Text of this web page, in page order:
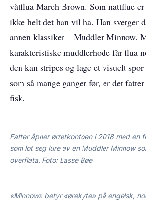
våtflua March Brown. Som nattflue
ikke helt det han vil ha. Han sverger
annen klassiker – Muddler Minnow.
karakteristiske muddlerhode får flua
den kan stripes og lage et visuelt
som så mange ganger før, er det
fisk.
Fatter åpner ørretkontoen i 2018 med en
som lot seg lure av en Muddler Minnow
overflata. Foto: Lasse Bøe
«Minnow» betyr «ørekyte» på engelsk,